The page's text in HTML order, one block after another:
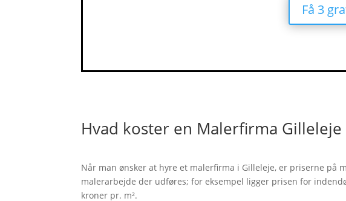
Få 3
Hvad koster en Malerfirma Gilleleje
Når man ønsker at hyre et malerfirma i Gilleleje, er priserne på
malerarbejde der udføres; for eksempel ligger prisen for
kroner pr. m².